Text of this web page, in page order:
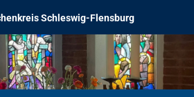
Schleswig-Flensburg